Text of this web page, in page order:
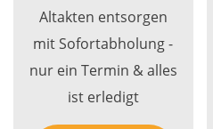
Altakten entsorgen
mit Sofortabholung -
nur ein Termin & alles
ist erledigt